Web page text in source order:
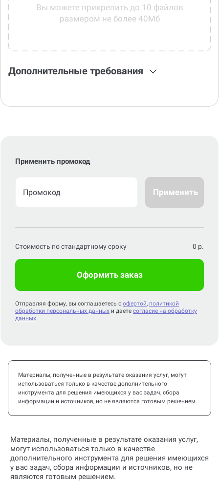
Вы можете прикрепить до 10 файлов
размером не более 40Мб
Дополнительные требования
Применить промокод
Применить
Стоимость по стандартному сроку 0 р.
Оформить заказ
Отправляя форму, вы соглашаетесь с офертой, политикой
обработки персональных данных и даете согласие на обработку
данных
Материалы, полученные в результате оказания услуг, могут
использоваться только в качестве дополнительного
инструмента для решения имеющихся у вас задач, сбора
информации и источников, но не являются готовым решением.
Материалы, полученные в результате оказания услуг,
могут использоваться только в качестве
дополнительного инструмента для решения имеющихся
у вас задач, сбора информации и источников, но не
являются готовым решением.